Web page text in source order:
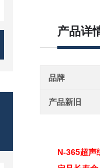
产品详
品牌
产品新旧
N-365超声